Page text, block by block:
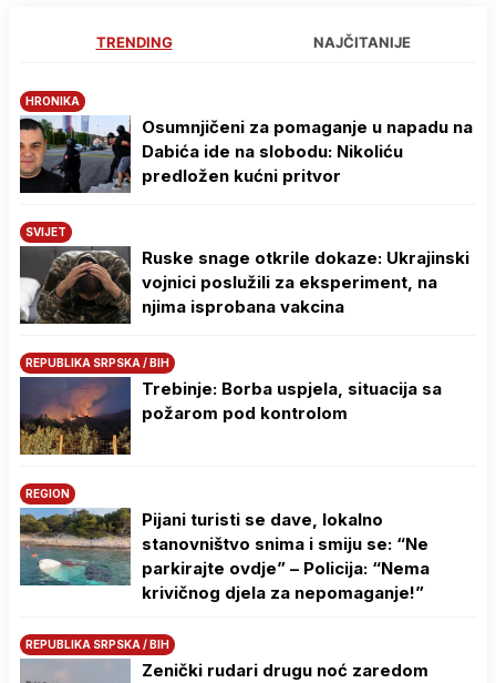
TRENDING NAJČITANIJE
HRONIKA
Osumnjičeni za pomaganje u napadu na
Dabića ide na slobodu: Nikoliću
predložen kućni pritvor
SVIJET
Ruske snage otkrile dokaze: Ukrajinski
vojnici poslužili za eksperiment, na
njima isprobana vakcina
REPUBLIKA SRPSKA / BIH
Trebinje: Borba uspjela, situacija sa
požarom pod kontrolom
REGION
Pijani turisti se dave, lokalno
stanovništvo snima i smiju se: “Ne
parkirajte ovdje” – Policija: “Nema
krivičnog djela za nepomaganje!”
REPUBLIKA SRPSKA / BIH
Zenički rudari drugu noć zaredom